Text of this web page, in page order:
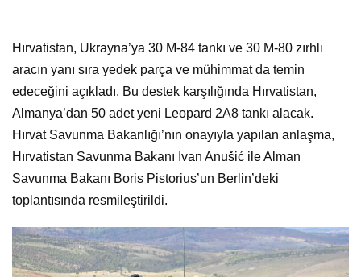
Hırvatistan, Ukrayna’ya 30 M-84 tankı ve 30 M-80 zırhlı
aracın yanı sıra yedek parça ve mühimmat da temin
edeceğini açıkladı. Bu destek karşılığında Hırvatistan,
Almanya’dan 50 adet yeni Leopard 2A8 tankı alacak.
Hırvat Savunma Bakanlığı’nın onayıyla yapılan anlaşma,
Hırvatistan Savunma Bakanı Ivan Anušić ile Alman
Savunma Bakanı Boris Pistorius’un Berlin’deki
toplantısında resmileştirildi.